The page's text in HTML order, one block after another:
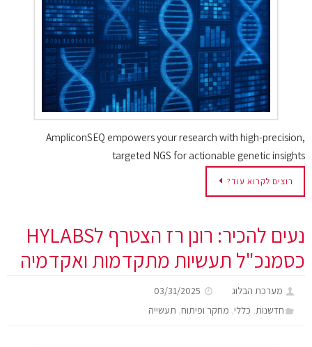
AmpliconSEQ empowers your research with high-precision,
targeted NGS for actionable genetic insights
רוצים לקרוא עוד?
נעים להכיר: רונן רז הצטרף לHYLABS
כסמנכ"ל תעשיות מתקדמות ואקדמיה
מערכת הבלוג
03/31/2025
חדשנות, כללי, מחקר ופיתוח, תעשייה